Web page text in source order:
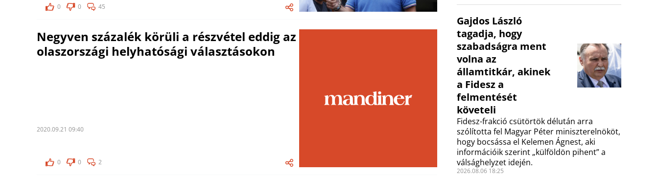
0 0 45
Negyven százalék körüli a részvétel eddig az
olaszországi helyhatósági választásokon
2020.09.21 09:40
0 0 2
Gajdos László
tagadja, hogy
szabadságra ment
volna az
államtitkár, akinek
a Fidesz a
felmentését
követeli
Fidesz-frakció csütörtök délután arra
szólította fel Magyar Péter miniszterelnököt,
hogy bocsássa el Kelemen Ágnest, aki
információik szerint „külföldön pihent” a
válsághelyzet idején.
2026.08.06 18:25